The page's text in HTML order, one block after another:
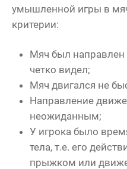
умышленной игры в
критерии:
Мяч был направлен
четко видел;
Мяч двигался не
Направление
неожиданным;
У игрока было
тела, т.е. его
прыжком или